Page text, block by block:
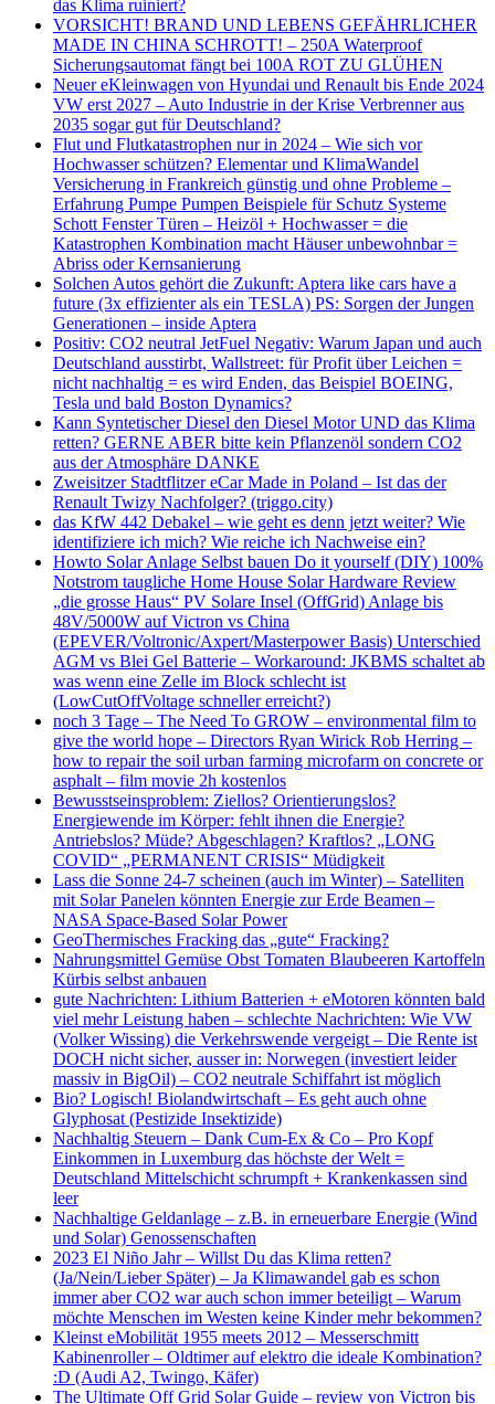
das Klima ruiniert?
VORSICHT! BRAND UND LEBENS GEFÄHRLICHER
MADE IN CHINA SCHROTT! – 250A Waterproof
Sicherungsautomat fängt bei 100A ROT ZU GLÜHEN
Neuer eKleinwagen von Hyundai und Renault bis Ende 2024
VW erst 2027 – Auto Industrie in der Krise Verbrenner aus
2035 sogar gut für Deutschland?
Flut und Flutkatastrophen nur in 2024 – Wie sich vor
Hochwasser schützen? Elementar und KlimaWandel
Versicherung in Frankreich günstig und ohne Probleme –
Erfahrung Pumpe Pumpen Beispiele für Schutz Systeme
Schott Fenster Türen – Heizöl + Hochwasser = die
Katastrophen Kombination macht Häuser unbewohnbar =
Abriss oder Kernsanierung
Solchen Autos gehört die Zukunft: Aptera like cars have a
future (3x effizienter als ein TESLA) PS: Sorgen der Jungen
Generationen – inside Aptera
Positiv: CO2 neutral JetFuel Negativ: Warum Japan und auch
Deutschland ausstirbt, Wallstreet: für Profit über Leichen =
nicht nachhaltig = es wird Enden, das Beispiel BOEING,
Tesla und bald Boston Dynamics?
Kann Syntetischer Diesel den Diesel Motor UND das Klima
retten? GERNE ABER bitte kein Pflanzenöl sondern CO2
aus der Atmosphäre DANKE
Zweisitzer Stadtflitzer eCar Made in Poland – Ist das der
Renault Twizy Nachfolger? (triggo.city)
das KfW 442 Debakel – wie geht es denn jetzt weiter? Wie
identifiziere ich mich? Wie reiche ich Nachweise ein?
Howto Solar Anlage Selbst bauen Do it yourself (DIY) 100%
Notstrom taugliche Home House Solar Hardware Review
„die grosse Haus“ PV Solare Insel (OffGrid) Anlage bis
48V/5000W auf Victron vs China
(EPEVER/Voltronic/Axpert/Masterpower Basis) Unterschied
AGM vs Blei Gel Batterie – Workaround: JKBMS schaltet ab
was wenn eine Zelle im Block schlecht ist
(LowCutOffVoltage schneller erreicht?)
noch 3 Tage – The Need To GROW – environmental film to
give the world hope – Directors Ryan Wirick Rob Herring –
how to repair the soil urban farming microfarm on concrete or
asphalt – film movie 2h kostenlos
Bewusstseinsproblem: Ziellos? Orientierungslos?
Energiewende im Körper: fehlt ihnen die Energie?
Antriebslos? Müde? Abgeschlagen? Kraftlos? „LONG
COVID“ „PERMANENT CRISIS“ Müdigkeit
Lass die Sonne 24-7 scheinen (auch im Winter) – Satelliten
mit Solar Panelen könnten Energie zur Erde Beamen –
NASA Space-Based Solar Power
GeoThermisches Fracking das „gute“ Fracking?
Nahrungsmittel Gemüse Obst Tomaten Blaubeeren Kartoffeln
Kürbis selbst anbauen
gute Nachrichten: Lithium Batterien + eMotoren könnten bald
viel mehr Leistung haben – schlechte Nachrichten: Wie VW
(Volker Wissing) die Verkehrswende vergeigt – Die Rente ist
DOCH nicht sicher, ausser in: Norwegen (investiert leider
massiv in BigOil) – CO2 neutrale Schiffahrt ist möglich
Bio? Logisch! Biolandwirtschaft – Es geht auch ohne
Glyphosat (Pestizide Insektizide)
Nachhaltig Steuern – Dank Cum-Ex & Co – Pro Kopf
Einkommen in Luxemburg das höchste der Welt =
Deutschland Mittelschicht schrumpft + Krankenkassen sind
leer
Nachhaltige Geldanlage – z.B. in erneuerbare Energie (Wind
und Solar) Genossenschaften
2023 El Niño Jahr – Willst Du das Klima retten?
(Ja/Nein/Lieber Später) – Ja Klimawandel gab es schon
immer aber CO2 war auch schon immer beteiligt – Warum
möchte Menschen im Westen keine Kinder mehr bekommen?
Kleinst eMobilität 1955 meets 2012 – Messerschmitt
Kabinenroller – Oldtimer auf elektro die ideale Kombination?
:D (Audi A2, Twingo, Käfer)
The Ultimate Off Grid Solar Guide – review von Victron bis